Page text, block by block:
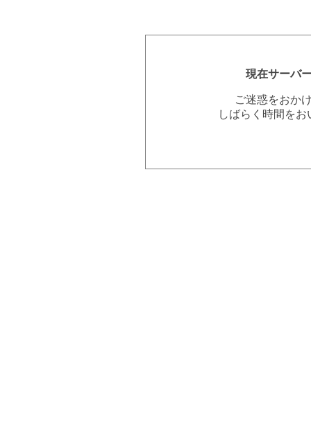
現在サーバ
ご迷惑をおか
しばらく時間を